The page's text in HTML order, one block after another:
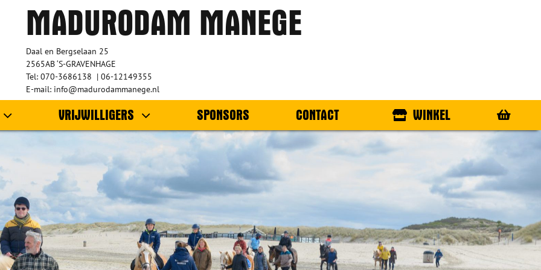
MADURODAM MANEGE
Daal en Bergselaan 25
2565AB ‘S-GRAVENHAGE
Tel: 070-3686138 | 06-12149355
E-mail: info@madurodammanege.nl
VRIJWILLIGERS SPONSORS CONTACT WINKEL